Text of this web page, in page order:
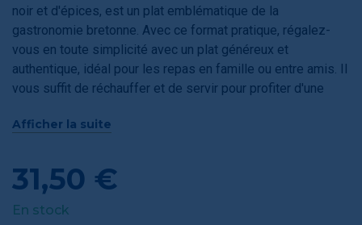
noir et d'épices, est un plat emblématique de la
gastronomie bretonne. Avec ce format pratique, régalez-
vous en toute simplicité avec un plat généreux et
authentique, idéal pour les repas en famille ou entre amis. Il
vous suffit de réchauffer et de servir pour profiter d'une
directement chez vous.
Afficher la suite
31,50 €
En stock